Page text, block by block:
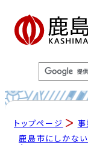
トップページ
鹿島市にしかない